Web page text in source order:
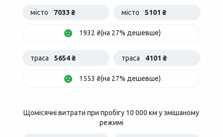
місто 7033 ₴ місто 5101 ₴
1932 ₴(на 27% дешевше)
траса 5654 ₴ траса 4101 ₴
1553 ₴(на 27% дешевше)
Щомісячні витрати при пробігу 10 000 км у змішаному
режимі